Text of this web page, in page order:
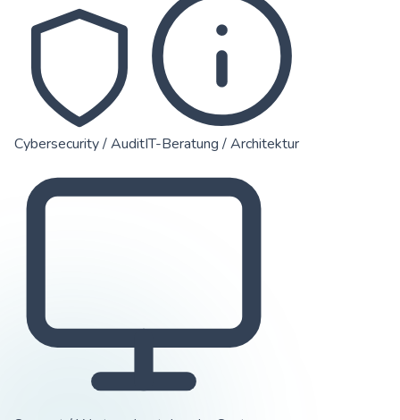
Cybersecurity / AuditIT-Beratung / Architektur